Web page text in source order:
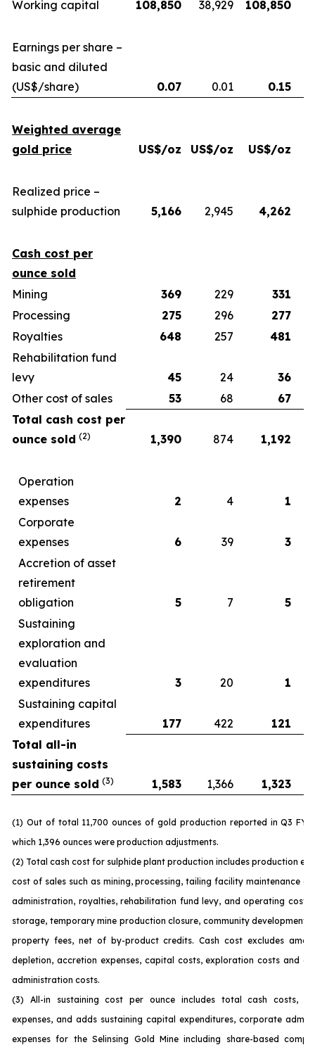
Working capital 108,850 38,929 108,850
Earnings per share –
basic and diluted
(US$/share)
0.07 0.01 0.15
Weighted average
gold price
US$/oz US$/oz US$/oz
Realized price –
sulphide production
5,166 2,945 4,262
Cash cost per
ounce sold
Mining
369 229
331
Processing
275 296
277
Royalties
648 257
481
Rehabilitation fund
levy
45 24
36
Other cost of sales
53 68
67
Total cash cost per
ounce sold (2) 1,390 874 1,192
Operation
expenses
2 4
1
Corporate
expenses
6 39
3
Accretion of asset
retirement
obligation
5 7
5
Sustaining
exploration and
evaluation
expenditures
3 20
1
Sustaining capital
expenditures
177 422
121
Total all-in
sustaining costs
per ounce sold (3) 1,583 1,366 1,323
(1) Out of total 11,700 ounces of gold production reported in Q3 FY
which 1,396 ounces were production adjustments.
(2) Total cash cost for sulphide plant production includes production
cost of sales such as mining, processing, tailing facility maintenance
administration, royalties, rehabilitation fund levy, and operating costs
storage, temporary mine production closure, community development
property fees, net of by-product credits. Cash cost excludes
depletion, accretion expenses, capital costs, exploration costs and
administration costs.
(3) All-in sustaining cost per ounce includes total cash costs,
expenses, and adds sustaining capital expenditures, corporate
expenses for the Selinsing Gold Mine including share-based